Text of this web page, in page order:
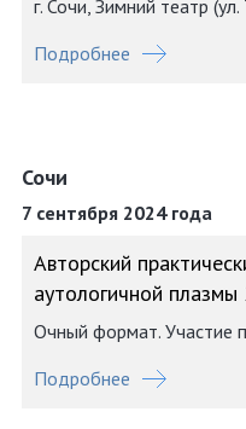
г. Сочи, Зимний театр
Подробнее
Сочи
7 сентября 2024 года
Авторский
аутологичной плазмы
Очный формат. Участие
Подробнее